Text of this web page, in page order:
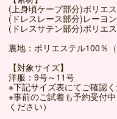
(上身頃ケープ部分)ポリエ
(ドレスレース部分)レーヨ
(ドレスサテン部分)ポリエ
裏地：ポリエステル100％
【対象サイズ】
洋服：9号～11号
※下記サイズ表にてご確認
※事前のご試着も予約受付
ください）